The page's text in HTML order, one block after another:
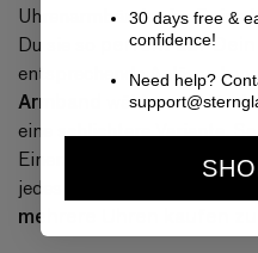
Uhrenarmbänder für Deine
Du sie so
perfekt auf
entsprechende Anlässe
Armband
wählen und für
eine schlichtere Variante.
Einer. Ein angenehmer
jedes Outfit abstimmen
mehrere Uhren kaufen zu
30 days free &
confidence!
Need help?